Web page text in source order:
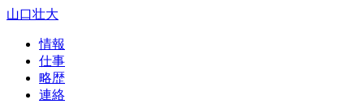
山口壮大
情報
仕事
略歴
連絡